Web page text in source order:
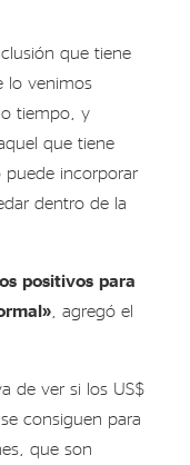
que tiene
lo venimos
tiempo, y
que tiene
puede incorporar
dentro de la
positivos para
, agregó el
de ver si los US$
consiguen para
que son